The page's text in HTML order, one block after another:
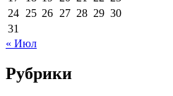
24 25 26 27 28 29 30
31
« Июл
Рубрики